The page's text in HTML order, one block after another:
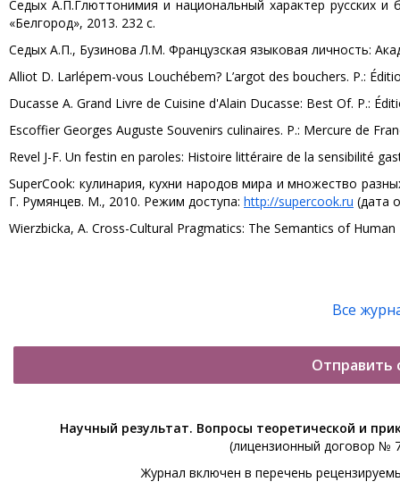
Седых А.П.Глюттонимия и национальный характер русских
«Белгород», 2013. 232 с.
Седых А.П., Бузинова Л.М. Французская языковая личность:
Alliot D. Larlépem-vous Louchébem? L’argot des bouchers. P.:
Ducasse A. Grand Livre de Cuisine d'Alain Ducasse: Best Of. P.:
Escoffier Georges Auguste Souvenirs culinaires. P.: Mercure de
Revel J-F. Un festin en paroles: Histoire littéraire de la sensibilité
SuperCook: кулинария, кухни народов мира и множество
Г. Румянцев. М., 2010. Режим доступа: http://supercook.ru (дата
Wierzbicka, A. Cross-Cultural Pragmatics: The Semantics of
Все
Отправить
Научный результат. Вопросы теоретической и
(лицензионный договор №
Журнал включен в перечень